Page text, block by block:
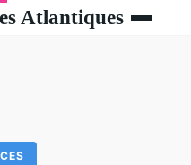
Atlantiques